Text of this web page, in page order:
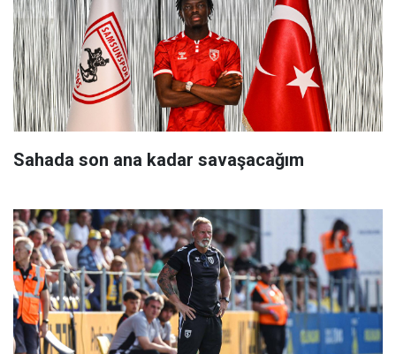
Sahada son ana kadar savaşacağım